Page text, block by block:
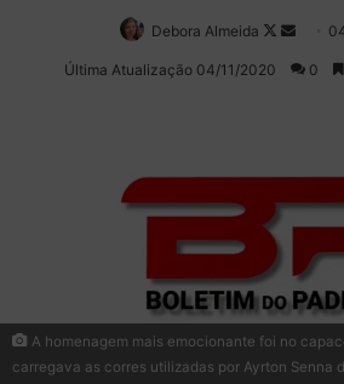
Debora Almeida
Follow
on
Mande
um
Última Atualização 04/11/2020 0
A homenagem mais emocionante foi no
carregava as corres utilizadas por Ayrton Senna